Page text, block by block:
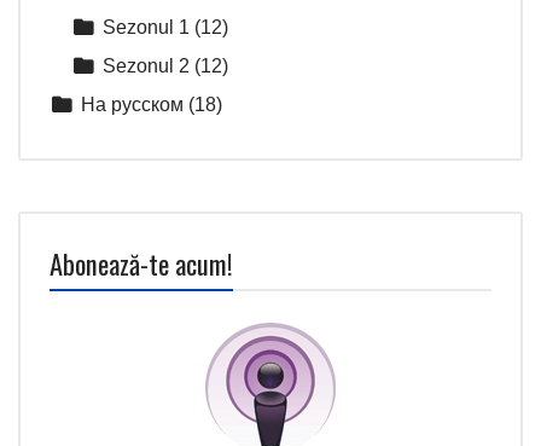
Sezonul 1 (12)
Sezonul 2 (12)
На русском (18)
Abonează-te acum!